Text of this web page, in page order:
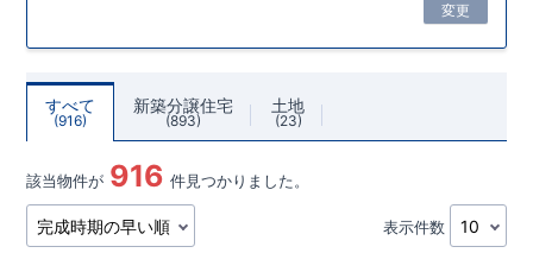
変更
すべて
916
新築分譲住宅
893
土地
23
該当物件が 916 件見つかりました。
表示件数